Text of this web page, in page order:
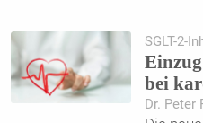
SGLT-2-
bei
Dr. Peter